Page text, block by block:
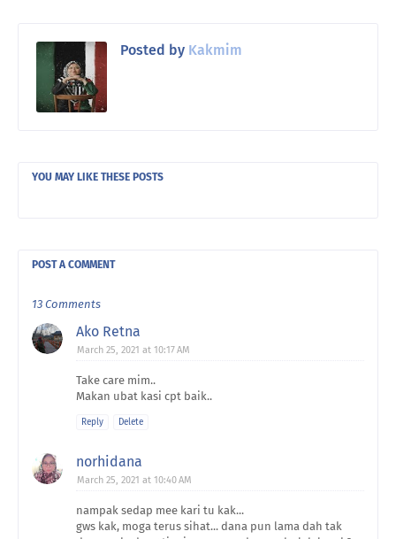
Posted by Kakmim
YOU MAY LIKE THESE POSTS
POST A COMMENT
13 Comments
Ako Retna
March 25, 2021 at 10:17 AM
Take care mim..
Makan ubat kasi cpt baik..
Reply Delete
norhidana
March 25, 2021 at 10:40 AM
nampak sedap mee kari tu kak...
gws kak, moga terus sihat... dana pun lama dah tak